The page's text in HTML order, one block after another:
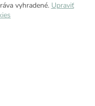
vyhradené. Upraviť